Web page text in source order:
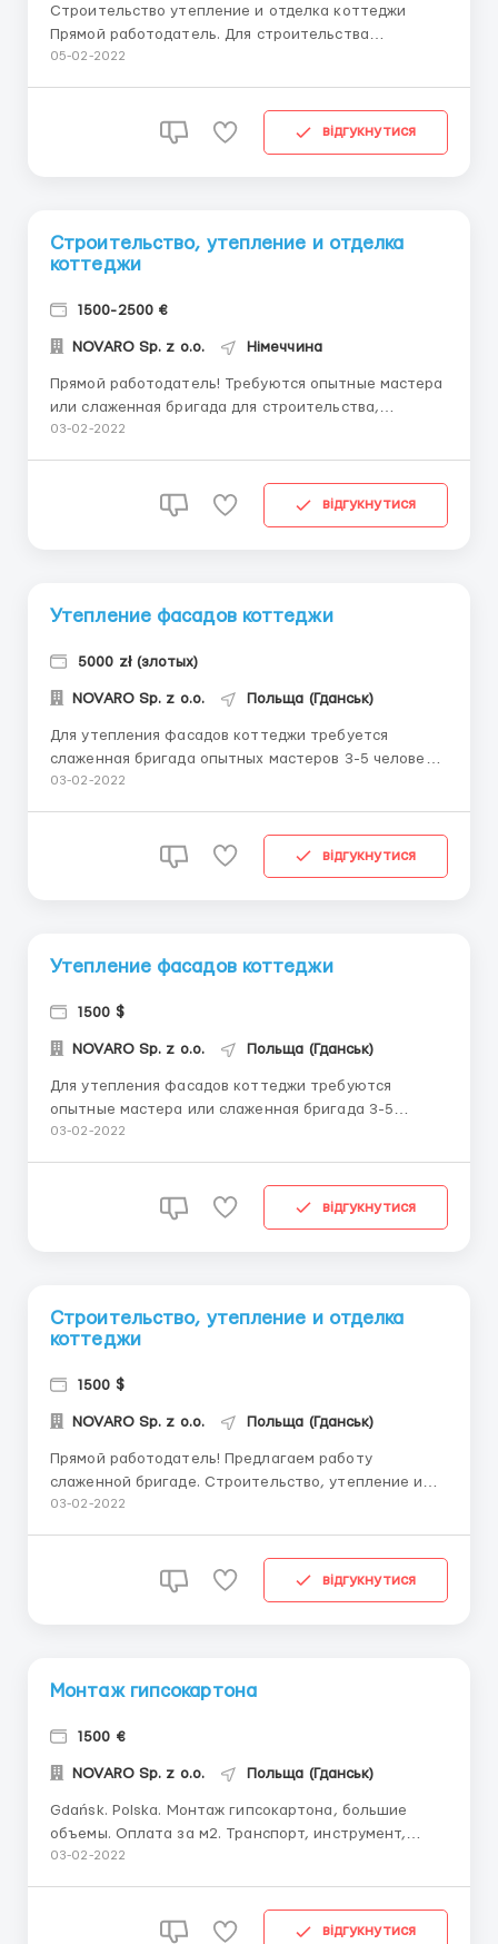
Строительство утепление и отделка коттеджи
Прямой работодатель. Для строительства
утепления и отделки коттеджи на территории
поэтапная без задержек. Звоните по телефону
Вайбер Ватсапп (+48) 538875840...
05-02-2022
відгукнутися
Строительство, утепление и отделка
коттеджи
1500-2500 €
NOVARO Sp. z o.o. Німеччина
Прямой работодатель! Требуются опытные мастера
или слаженная бригада для строительства,
утепления и отделки коттеджи. Оплата сдельная
03-02-2022
відгукнутися
Утепление фасадов коттеджи
5000 zł (злотых)
NOVARO Sp. z o.o. Польща (Гданськ)
Для утепления фасадов коттеджи требуется
слаженная бригада опытных мастеров 3-5 человек.
Оплата договорнаяб выплачиваем авансы.
или телефону (+48) 538875840 ...
03-02-2022
відгукнутися
Утепление фасадов коттеджи
1500 $
NOVARO Sp. z o.o. Польща (Гданськ)
Для утепления фасадов коттеджи требуются
опытные мастера или слаженная бригада 3-5
человек. Оплата договорная, выдаем авансы.
вайбер и ватсапп (+48) пять-три-восемь-восемь-
семь-пять-восемь-четыре-ноль ...
03-02-2022
відгукнутися
Строительство, утепление и отделка
коттеджи
1500 $
NOVARO Sp. z o.o. Польща (Гданськ)
Прямой работодатель! Предлагаем работу
слаженной бригаде. Строительство, утепление и
внутренняя отделка коттеджи. Оплата сдельная
03-02-2022
відгукнутися
Монтаж гипсокартона
1500 €
NOVARO Sp. z o.o. Польща (Гданськ)
Gdańsk. Polska. Монтаж гипсокартона, большие
объемы. Оплата за м2. Транспорт, инструмент,
спец.одежда, обувь. Официальное трудоустройство.
03-02-2022
відгукнутися